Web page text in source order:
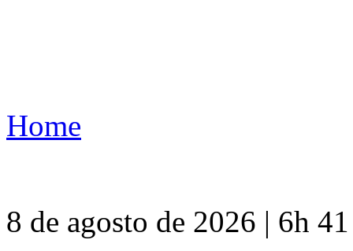
Home
8 de agosto de 2026 | 6h